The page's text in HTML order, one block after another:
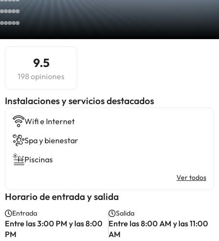
9.5
198 opiniones
Instalaciones y servicios destacados
Wifi e Internet
Spa y bienestar
Piscinas
Ver todos
Horario de entrada y salida
Entrada
Entre las 3:00 PM y las 8:00
PM
Salida
Entre las 8:00 AM y las 11:00
AM